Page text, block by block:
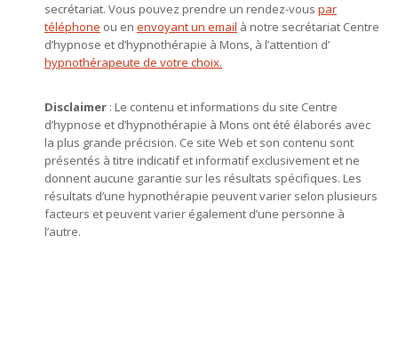
secrétariat. Vous pouvez prendre un rendez-vous par
téléphone ou en envoyant un email à notre secrétariat Centre
d’hypnose et d’hypnothérapie à Mons, à l’attention d’
hypnothérapeute de votre choix.
Disclaimer : Le contenu et informations du site Centre
d’hypnose et d’hypnothérapie à Mons ont été élaborés avec
la plus grande précision. Ce site Web et son contenu sont
présentés à titre indicatif et informatif exclusivement et ne
donnent aucune garantie sur les résultats spécifiques. Les
résultats d’une hypnothérapie peuvent varier selon plusieurs
facteurs et peuvent varier également d’une personne à
l’autre.